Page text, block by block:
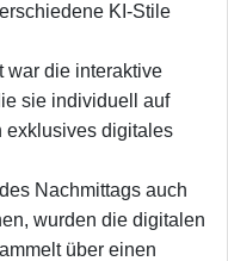
KI-Stile
war die interaktive
sie individuell auf
exklusives digitales
Nachmittags auch
wurden die digitalen
über einen